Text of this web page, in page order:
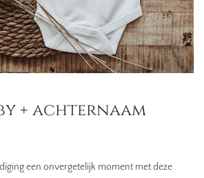
+ achternaam
een onvergetelijk moment met deze